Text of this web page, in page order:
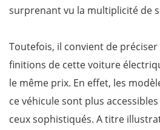
surprenant vu la multiplicité de
Toutefois, il convient de
finitions de cette voiture
le même prix. En effet, les
ce véhicule sont plus
ceux sophistiqués. A titre